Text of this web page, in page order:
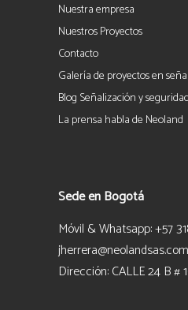
Nuestra empresa
Nuestros Proyectos
Contacto
Galería de proyectos en
Blog Señalización y
La prensa habla de Neoland
Sede en Bogotá
Móvil & Whatsapp: +57
jherrera@neolandsas.com
Dirección: CALLE 24 B #